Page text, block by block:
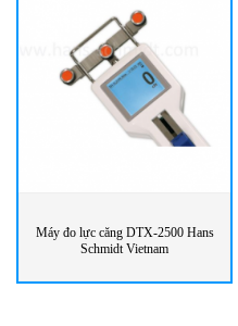
Máy đo lực căng DTX-2500 Hans
Schmidt Vietnam